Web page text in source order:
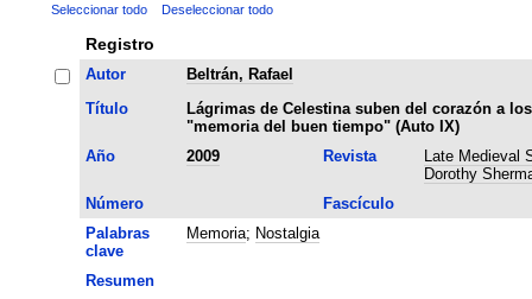
Seleccionar todo Deseleccionar todo
Registro
Autor
Beltrán, Rafael
Título
Lágrimas de Celestina suben del corazón a
"memoria del buen tiempo" (Auto IX)
Año
2009 Revista
Late Medieval
Dorothy
Número
Fascículo
Palabras
clave
Memoria; Nostalgia
Resumen